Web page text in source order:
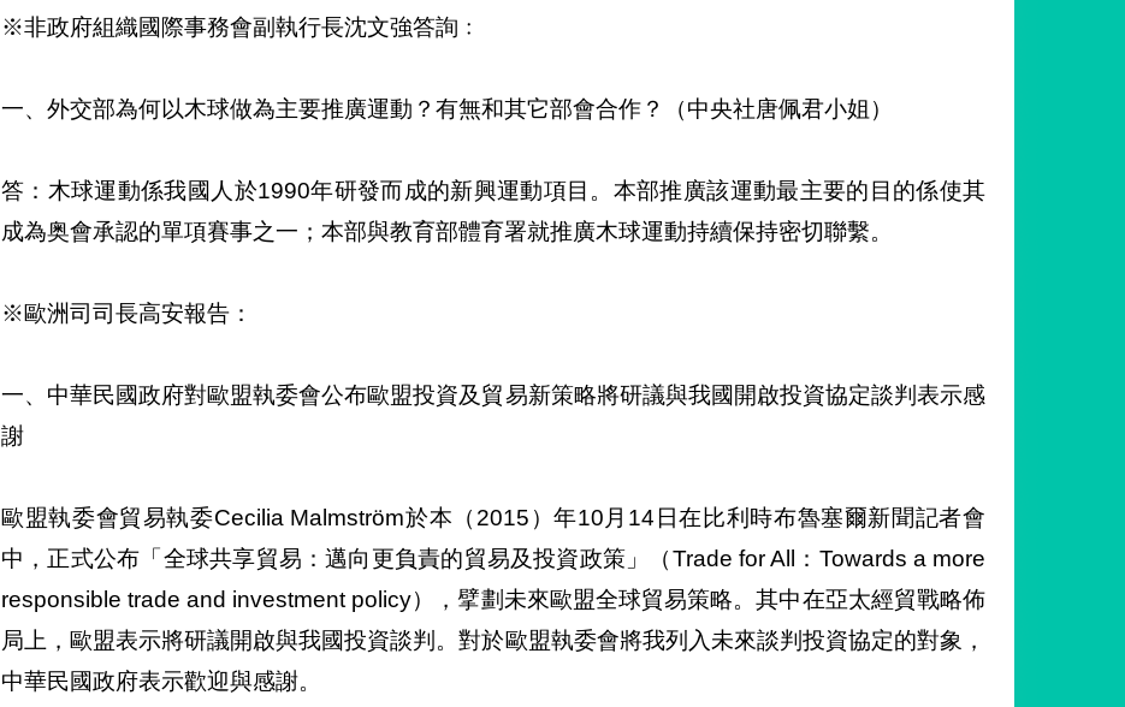
※非政府組織國際事務會副執行長沈文強答詢﹕
一、外交部為何以木球做為主要推廣運動？有無和其它部會合作？（中央社唐佩君小姐）
答：木球運動係我國人於1990年研發而成的新興運動項目。本部推廣該運動最主要的目的係使其
成為奥會承認的單項賽事之一；本部與教育部體育署就推廣木球運動持續保持密切聯繫。
※歐洲司司長高安報告：
一、中華民國政府對歐盟執委會公布歐盟投資及貿易新策略將研議與我國開啟投資協定談判表示感
謝
歐盟執委會貿易執委Cecilia Malmström於本（2015）年10月14日在比利時布魯塞爾新聞記者會
中，正式公布「全球共享貿易：邁向更負責的貿易及投資政策」（Trade for All：Towards a more
responsible trade and investment policy），擘劃未來歐盟全球貿易策略。其中在亞太經貿戰略佈
局上，歐盟表示將研議開啟與我國投資談判。對於歐盟執委會將我列入未來談判投資協定的對象，
中華民國政府表示歡迎與感謝。